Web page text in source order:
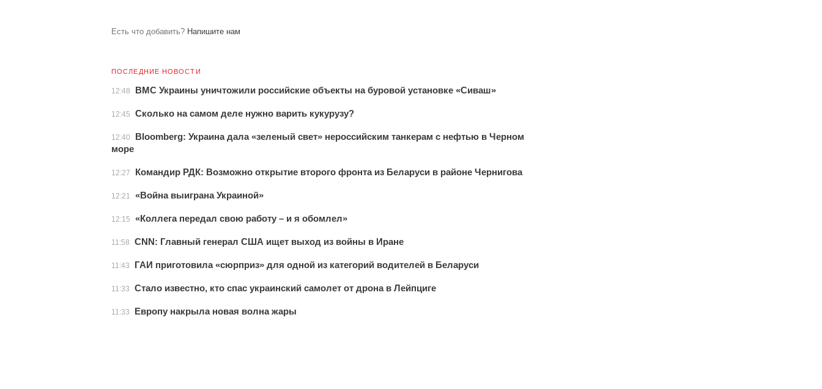
Есть что добавить? Напишите нам
ПОСЛЕДНИЕ НОВОСТИ
12:48 ВМС Украины уничтожили российские объекты на буровой установке «Сиваш»
12:45 Сколько на самом деле нужно варить кукурузу?
12:40
Bloomberg: Украина дала «зеленый свет» нероссийским танкерам с нефтью в Черном
море
12:27 Командир РДК: Возможно открытие второго фронта из Беларуси в районе Чернигова
12:21 «Война выиграна Украиной»
12:15 «Коллега передал свою работу – и я обомлел»
11:58 CNN: Главный генерал США ищет выход из войны в Иране
11:43 ГАИ приготовила «сюрприз» для одной из категорий водителей в Беларуси
11:33 Стало известно, кто спас украинский самолет от дрона в Лейпциге
11:33 Европу накрыла новая волна жары